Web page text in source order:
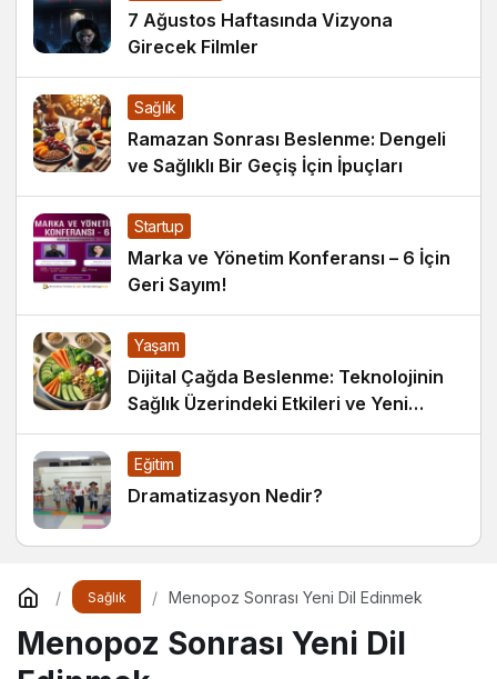
7 Ağustos Haftasında Vizyona
Girecek Filmler
Sağlık
Ramazan Sonrası Beslenme: Dengeli
ve Sağlıklı Bir Geçiş İçin İpuçları
Startup
Marka ve Yönetim Konferansı – 6 İçin
Geri Sayım!
Yaşam
Dijital Çağda Beslenme: Teknolojinin
Sağlık Üzerindeki Etkileri ve Yeni
Alışkanlıklar
Eğitim
Dramatizasyon Nedir?
Sağlık Menopoz Sonrası Yeni Dil Edinmek
Menopoz Sonrası Yeni Dil